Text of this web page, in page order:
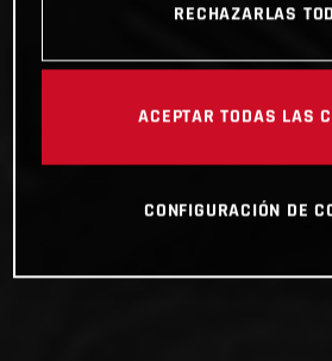
RECHAZARLAS
ACEPTAR TODAS LAS
CONFIGURACIÓN DE